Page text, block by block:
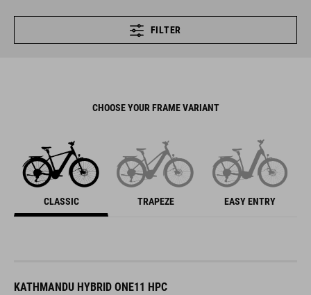
FILTER
CHOOSE YOUR FRAME VARIANT
CLASSIC TRAPEZE EASY ENTRY
KATHMANDU HYBRID ONE11 HPC